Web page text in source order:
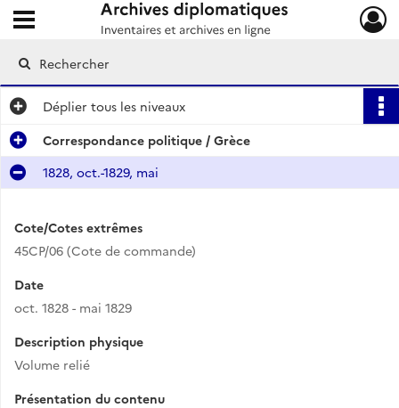
Archives diplomatiques
Ouvrir le menu déroulant
Déplier tous les niveaux
Correspondance politique / Grèce
1828, oct.-1829, mai
Cote/Cotes extrêmes
45CP/06 (Cote de commande)
Date
oct. 1828 - mai 1829
Description physique
Volume relié
Présentation du contenu